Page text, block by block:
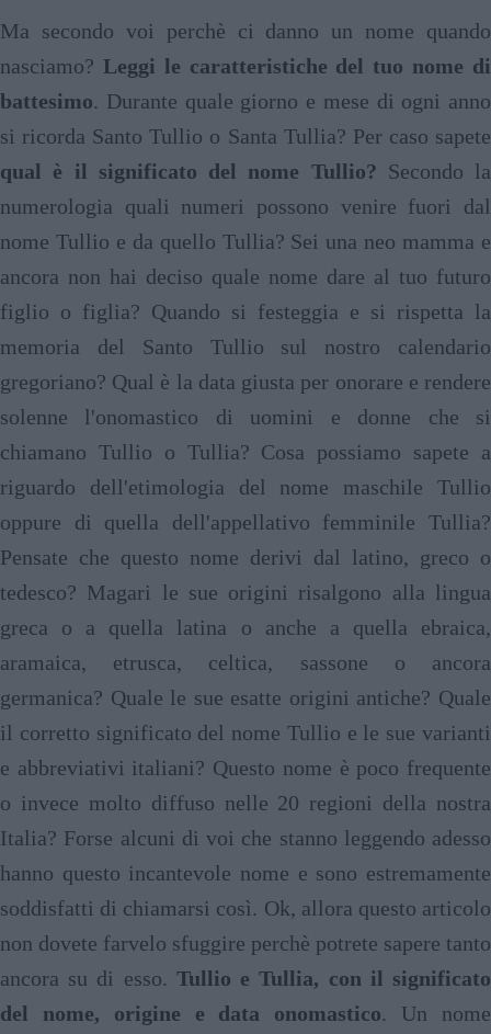
Ma secondo voi perchè ci danno un nome quando
nasciamo? Leggi le caratteristiche del tuo nome di
battesimo. Durante quale giorno e mese di ogni anno
si ricorda Santo Tullio o Santa Tullia? Per caso sapete
qual è il significato del nome Tullio? Secondo la
numerologia quali numeri possono venire fuori dal
nome Tullio e da quello Tullia? Sei una neo mamma e
ancora non hai deciso quale nome dare al tuo futuro
figlio o figlia? Quando si festeggia e si rispetta la
memoria del Santo Tullio sul nostro calendario
gregoriano? Qual è la data giusta per onorare e rendere
solenne l'onomastico di uomini e donne che si
chiamano Tullio o Tullia? Cosa possiamo sapete a
riguardo dell'etimologia del nome maschile Tullio
oppure di quella dell'appellativo femminile Tullia?
Pensate che questo nome derivi dal latino, greco o
tedesco? Magari le sue origini risalgono alla lingua
greca o a quella latina o anche a quella ebraica,
aramaica, etrusca, celtica, sassone o ancora
germanica? Quale le sue esatte origini antiche? Quale
il corretto significato del nome Tullio e le sue varianti
e abbreviativi italiani? Questo nome è poco frequente
o invece molto diffuso nelle 20 regioni della nostra
Italia? Forse alcuni di voi che stanno leggendo adesso
hanno questo incantevole nome e sono estremamente
soddisfatti di chiamarsi così. Ok, allora questo articolo
non dovete farvelo sfuggire perchè potrete sapere tanto
ancora su di esso. Tullio e Tullia, con il significato
del nome, origine e data onomastico. Un nome